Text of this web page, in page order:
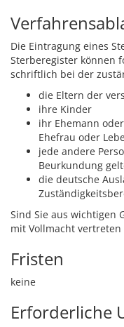
Die Eintragung eines
Sterberegister können
schriftlich bei der
die Eltern der
ihre Kinder
ihr Ehemann
Ehefrau oder
jede andere
Beurkundung
die deutsche
Sind Sie aus wichtigen
mit Vollmacht vertreten
Fristen
keine
Erforderliche